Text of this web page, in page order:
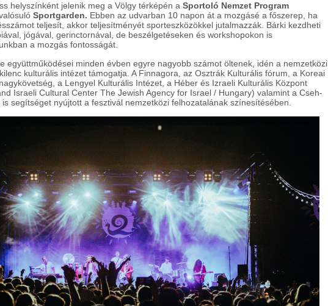
helyszínként jelenik meg a Völgy térképén a Sportoló Nemzet Program
Sportgarden. Ebben az udvarban 10 napon át a mozgásé a főszerep, ha
teljesít, akkor teljesítményét sporteszközökkel jutalmazzák. Bárki kezdheti
jógával, gerinctornával, de beszélgetéseken és workshopokon is
a mozgás fontosságát.
együttműködései minden évben egyre nagyobb számot öltenek, idén a nemzetközi
kulturális intézet támogatja. A Finnagora, az Osztrák Kulturális fórum, a Koreai
a Lengyel Kulturális Intézet, a Héber és Izraeli Kulturális Központ
Israeli Cultural Center The Jewish Agency for Israel / Hungary) valamint a Cseh-
segítséget nyújtott a fesztivál nemzetközi felhozatalának színesítésében.